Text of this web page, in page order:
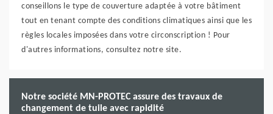
conseillons le type de couverture adaptée à votre bâtiment
tout en tenant compte des conditions climatiques ainsi que les
règles locales imposées dans votre circonscription ! Pour
d'autres informations, consultez notre site.
Notre société MN-PROTEC assure des travaux de
changement de tuile avec rapidité